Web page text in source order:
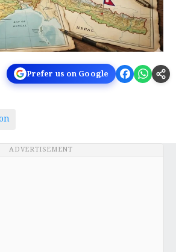
Prefer us on Google
ADVERTISEMENT